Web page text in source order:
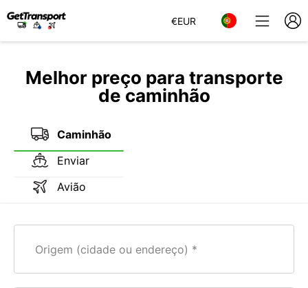
€EUR
Melhor preço para transporte
de caminhão
Caminhão
Enviar
Avião
Origem (cidade ou endereço)